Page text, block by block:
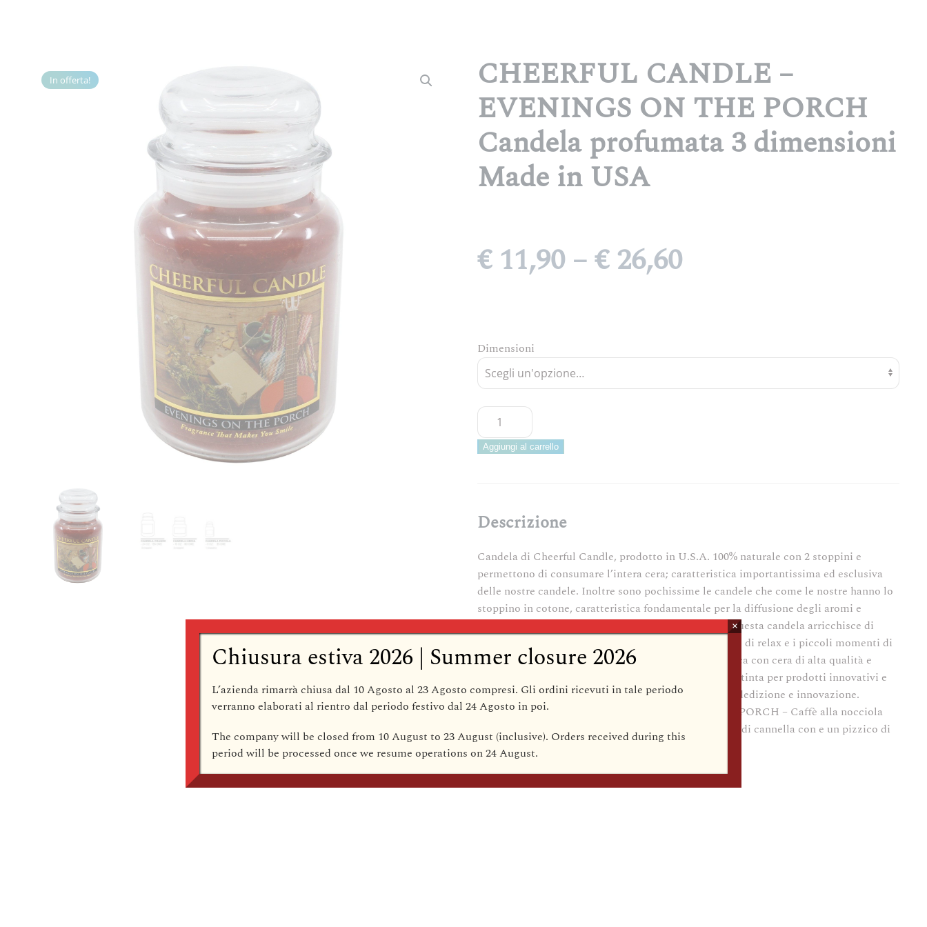
In offerta! CHEERFUL CANDLE –
EVENINGS ON THE PORCH
Candela profumata 3 dimensioni
Made in USA
€11,90 –€26,60Fascia
da
€ 11,90
Dimensioni
CHEERFUL
CANDLE
PORCH
profumata
3
dimensioni
Made
in
USA
quantità
Aggiungi al carrello
Descrizione
Candela di Cheerful Candle, prodotto in U.S.A. 100% naturale con 2 stoppini e
permettono di consumare l’intera cera; caratteristica importantissima ed esclusiva
delle nostre candele. Inoltre sono pochissime le candele che come le nostre hanno lo
stoppino in cotone, caratteristica fondamentale per la diffusione degli aromi e
l’assorbimento degli odori “candele mangia fumo”. Questa candela arricchisce di
piacevoli aromi le tue serate con gli amici, le giornate di relax e i piccoli momenti di
un’intera stagione. Ogni candela è prodotta in America con cera di alta qualità e
preziosi ingredienti naturali. A Cheerful Giver si è distinta per prodotti innovativi e
qualità insuperabile, portando così, un alto livello di dedizione e innovazione.
Ecco com’è la nostra fragranza EVENINGS ON THE PORCH – Caffè alla nocciola
roteato con acero cremoso speziato con uno spicchio di cannella con e un pizzico di
zucchero vanigliato.
Chiusura estiva 2026 | Summer closure 2026
L’azienda rimarràchiusa dal 10 Agosto al 23 Agosto compresi. Gli ordini ricevuti in tale periodo
verranno elaborati al rientro dal periodo festivo dal 24 Agosto in poi.
The companywill be closed from 10 August to 23 August (inclusive). Orders received during this
period will be processed once we resume operations on24 August.
×